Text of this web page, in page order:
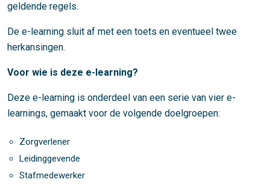
geldende regels.
De e-learning sluit af met een toets en eventueel twee
herkansingen.
Voor wie is deze e-learning?
Deze e-learning is onderdeel van een serie van vier e-
learnings, gemaakt voor de volgende doelgroepen:
Zorgverlener
Leidinggevende
Stafmedewerker